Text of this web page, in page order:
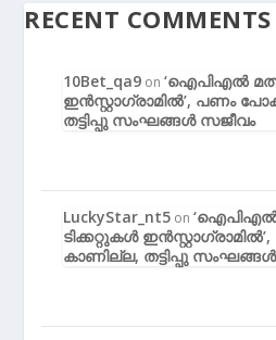
RECENT COMMENTS
10Bet_qa9 on‘ഐപിഎൽ
ഇൻസ്റ്റാഗ്രാമിൽ’, പണം
തട്ടിപ്പു സംഘങ്ങൾ സജീവം
LuckyStar_nt5 on‘ഐപിഎൽ
ടിക്കറ്റുകൾ
കാണില്ല, തട്ടിപ്പു